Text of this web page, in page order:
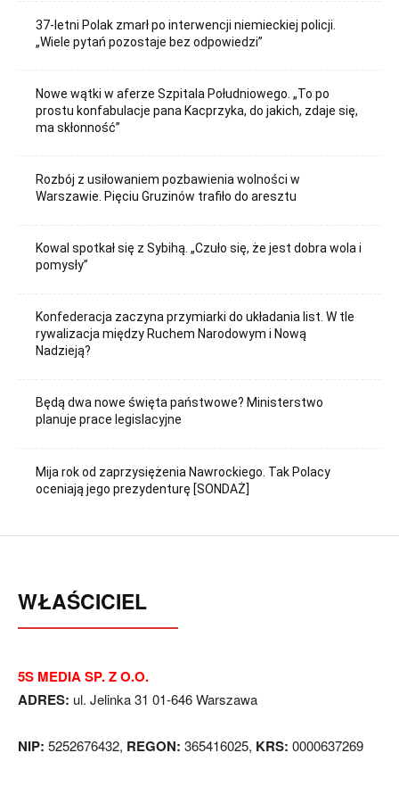
37-letni Polak zmarł po interwencji niemieckiej policji.
„Wiele pytań pozostaje bez odpowiedzi”
Nowe wątki w aferze Szpitala Południowego. „To po
prostu konfabulacje pana Kacprzyka, do jakich, zdaje się,
ma skłonność”
Rozbój z usiłowaniem pozbawienia wolności w
Warszawie. Pięciu Gruzinów trafiło do aresztu
Kowal spotkał się z Sybihą. „Czuło się, że jest dobra wola i
pomysły”
Konfederacja zaczyna przymiarki do układania list. W tle
rywalizacja między Ruchem Narodowym i Nową
Nadzieją?
Będą dwa nowe święta państwowe? Ministerstwo
planuje prace legislacyjne
Mija rok od zaprzysiężenia Nawrockiego. Tak Polacy
oceniają jego prezydenturę [SONDAŻ]
WŁAŚCICIEL
5S MEDIA SP. Z O.O.
ADRES: ul. Jelinka 31 01-646 Warszawa
NIP: 5252676432, REGON: 365416025, KRS: 0000637269